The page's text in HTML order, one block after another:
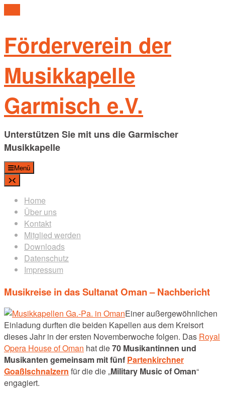
Förderverein der
Musikkapelle
Garmisch e.V.
Unterstützen Sie mit uns die Garmischer
Musikkapelle
Menü
Home
Über uns
Kontakt
Mitglied werden
Downloads
Datenschutz
Impressum
Musikreise in das Sultanat Oman – Nachbericht
Einer außergewöhnlichen
Einladung durften die beiden Kapellen aus dem Kreisort
dieses Jahr in der ersten Novemberwoche folgen. Das Royal
Opera House of Oman hat die70 Musikantinnen und
Musikanten gemeinsam mit fünf Partenkirchner
Goaßlschnalzern für die die „Military Music of Oman“
engagiert.